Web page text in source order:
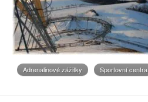
Adrenalinové zážitky Sportovní centra